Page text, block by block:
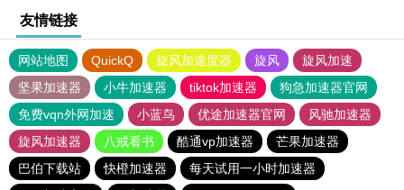
友情链接
网站地图 QuickQ 旋风加速度器 旋风
旋风加速
坚果加速器
小牛加速器 tiktok加速器
狗急加速器官网
免费vqn外网加速
小蓝鸟 优途加速器官网
风驰加速器
旋风加速器
八戒看书 酷通vp加速器
芒果加速器
巴伯下载站
快橙加速器
每天试用一小时加速器